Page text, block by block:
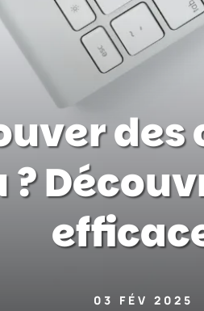
des
03 FÉV 2025